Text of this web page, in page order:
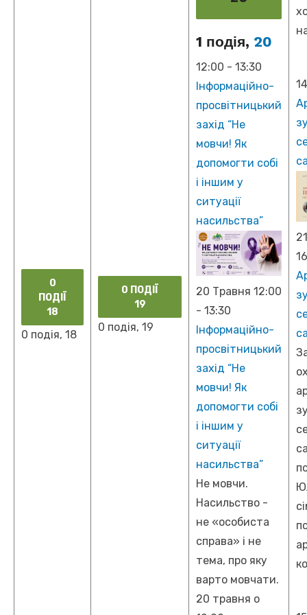
0
ПОДІЇ
18
0 подія, 18
0 ПОДІЇ
19
0 подія, 19
1 подія, 20
12:00 - 13:30
Інформаційно-
просвітницький
захід “Не
мовчи! Як
допомогти собі
і іншим у
ситуації
насильства”
20 Травня 12:00
- 13:30
Інформаційно-
просвітницький
захід “Не
мовчи! Як
допомогти собі
і іншим у
ситуації
насильства”
Не мовчи.
Насильство -
не «особиста
справа» і не
тема, про яку
варто мовчати.
20 травня о